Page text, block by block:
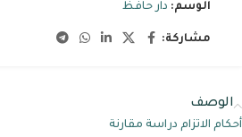
الوسم: دار حافظ
مشاركة:
الوصف
أحكام الاتزام دراسة مقارنة